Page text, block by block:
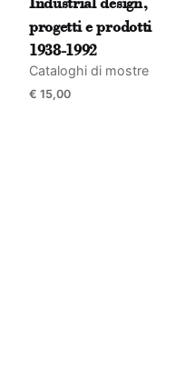
Industrial design,
progetti e prodotti
1938-1992
Cataloghi di mostre
€ 15,00